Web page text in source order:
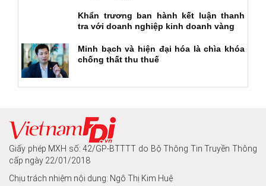
Khẩn trương ban hành kết luận thanh
tra với doanh nghiệp kinh doanh vàng
Minh bạch và hiện đại hóa là chìa khóa
chống thất thu thuế
Giấy phép MXH số: 42/GP-BTTTT do Bộ Thông Tin Truyền Thông
cấp ngày 22/01/2018
Chịu trách nhiệm nội dung: Ngô Thị Kim Huệ